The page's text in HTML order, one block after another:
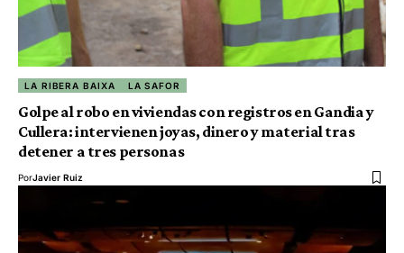
LA RIBERA BAIXA LA SAFOR
Golpe al robo en viviendas con registros en Gandia y
Cullera: intervienen joyas, dinero y material tras
detener a tres personas
PorJavier Ruiz